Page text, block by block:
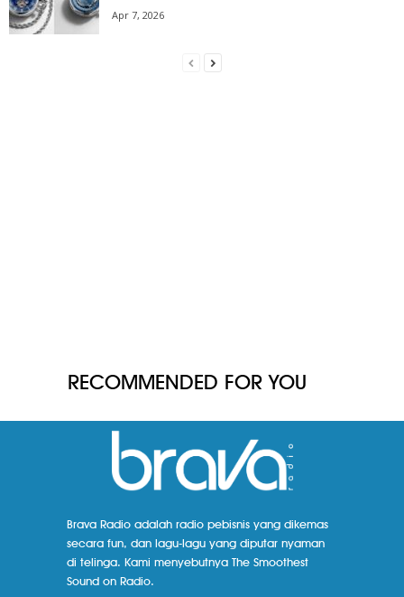
Apr 7, 2026
RECOMMENDED FOR YOU
Brava Radio adalah radio pebisnis yang dikemas
secara fun, dan lagu-lagu yang diputar nyaman
di telinga. Kami menyebutnya The Smoothest
Sound on Radio.